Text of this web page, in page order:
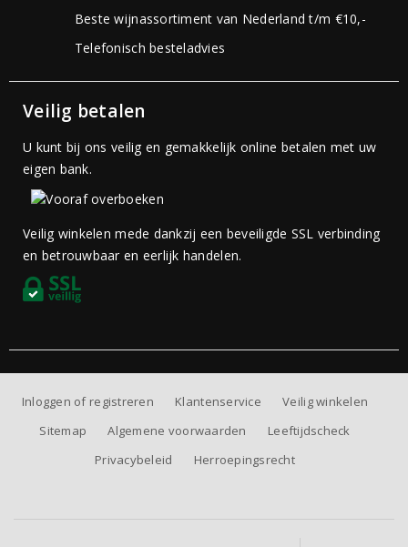
Beste wijnassortiment van Nederland t/m €10,-
Telefonisch besteladvies
Veilig betalen
U kunt bij ons veilig en gemakkelijk online betalen met uw
eigen bank.
Veilig winkelen mede dankzij een beveiligde SSL verbinding
en betrouwbaar en eerlijk handelen.
Inloggen of registreren Klantenservice
Veilig winkelen
Sitemap
Algemene voorwaarden
Leeftijdscheck
Privacybeleid
Herroepingsrecht